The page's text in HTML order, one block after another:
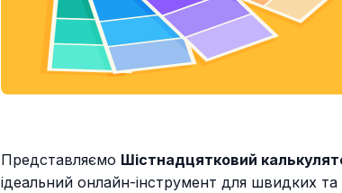
Представляємо Шістнадцятковий
ідеальний онлайн-інструмент для швидких